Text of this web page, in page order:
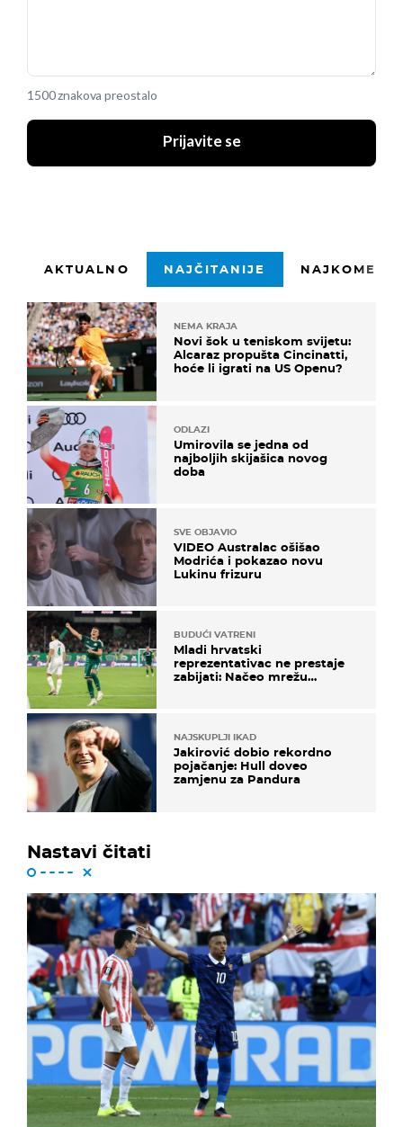
1500 znakova preostalo
Prijavite se
AKTUALNO NAJČITANIJE
NEMA KRAJA
Novi šok u teniskom svijetu:
Alcaraz propušta Cincinatti,
hoće li igrati na US Openu?
ODLAZI
Umirovila se jedna od
najboljih skijašica novog
doba
SVE OBJAVIO
VIDEO Australac ošišao
Modrića i pokazao novu
Lukinu frizuru
BUDUĆI VATRENI
Mladi hrvatski
reprezentativac ne prestaje
zabijati: Načeo mrežu
NAJSKUPLJI IKAD
Jakirović dobio rekordno
pojačanje: Hull doveo
zamjenu za Pandura
Nastavi čitati